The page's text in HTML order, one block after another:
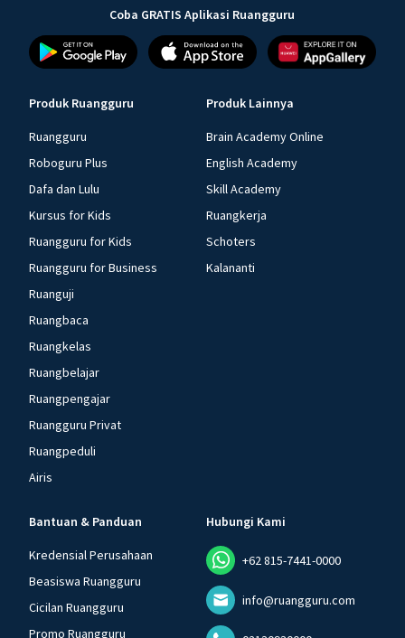
Coba GRATIS Aplikasi Ruangguru
Produk Ruangguru
Ruangguru
Roboguru Plus
Dafa dan Lulu
Kursus for Kids
Ruangguru for Kids
Ruangguru for Business
Ruanguji
Ruangbaca
Ruangkelas
Ruangbelajar
Ruangpengajar
Ruangguru Privat
Ruangpeduli
Airis
Produk Lainnya
Brain Academy Online
English Academy
Skill Academy
Ruangkerja
Schoters
Kalananti
Bantuan & Panduan
Kredensial Perusahaan
Beasiswa Ruangguru
Cicilan Ruangguru
Promo Ruangguru
Hubungi Kami
+62 815-7441-0000
info@ruangguru.com